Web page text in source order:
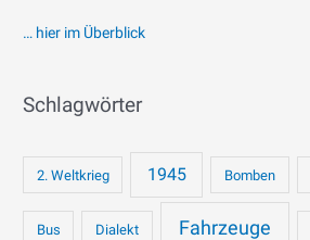
… hier im Überblick
Schlagwörter
2. Weltkrieg 1945 Bomben
Bus Dialekt Fahrzeuge